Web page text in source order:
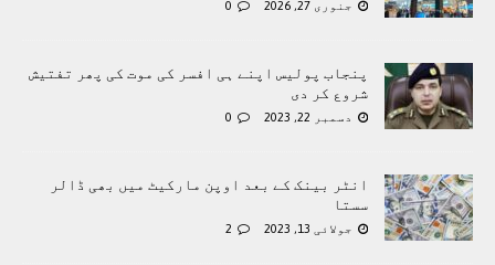
جنوری 27, 2026 0
پنجاب پولیس اپنے ہی افسر کی موت کی پھر تفتیش
شروع کر دی
دسمبر 22, 2023 0
انٹر بینک کے بعد اوپن مارکیٹ میں بھی ڈالر
سستا
جولائی 13, 2023 2